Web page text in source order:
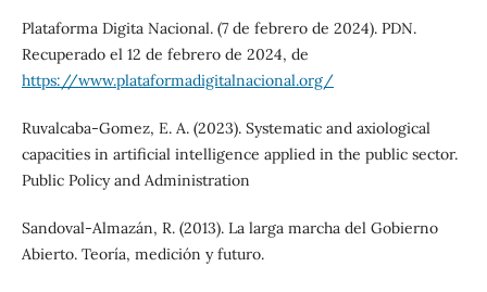
Plataforma Digita Nacional. (7 de febrero de 2024). PDN.
Recuperado el 12 de febrero de 2024, de
https://www.plataformadigitalnacional.org/
Ruvalcaba-Gomez, E. A. (2023). Systematic and axiological
capacities in artificial intelligence applied in the public sector.
Public Policy and Administration
Sandoval-Almazán, R. (2013). La larga marcha del Gobierno
Abierto. Teoría, medición y futuro.